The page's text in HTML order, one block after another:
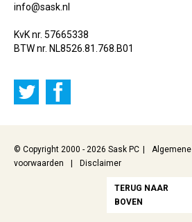
info@sask.nl
KvK nr. 57665338
BTW nr. NL8526.81.768.B01
© Copyright 2000 - 2026 Sask PC
Algemene
voorwaarden
Disclaimer
TERUG NAAR
BOVEN